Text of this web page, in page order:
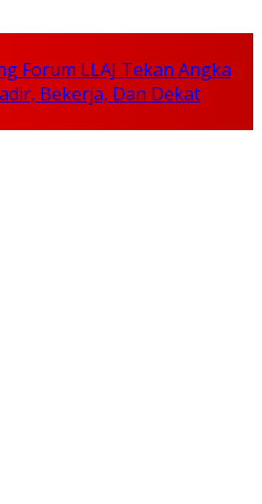
Forum LLAJ Tekan Angka
Bekerja, Dan Dekat